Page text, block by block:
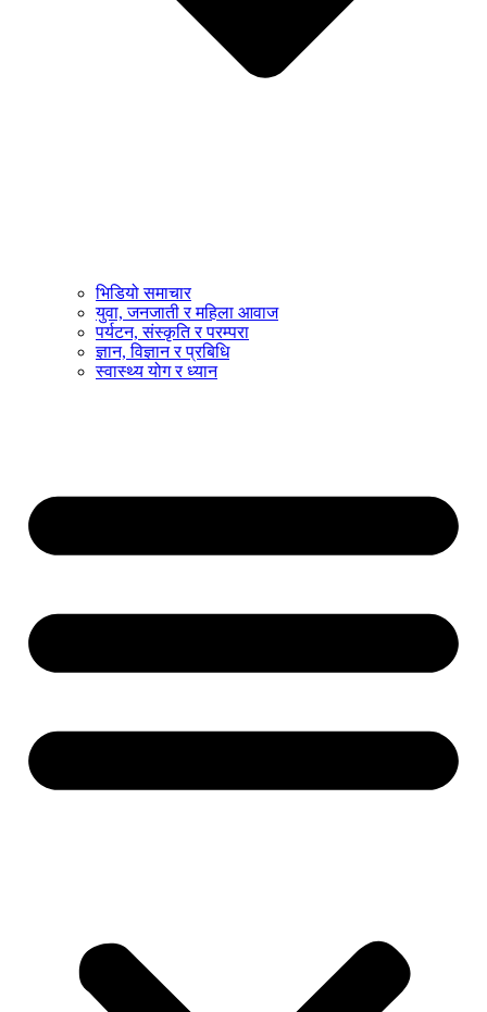
भिडियो समाचार
युवा, जनजाती र महिला आवाज
पर्यटन, संस्कृति र परम्परा
ज्ञान, विज्ञान र प्रबिधि
स्वास्थ्य योग र ध्यान